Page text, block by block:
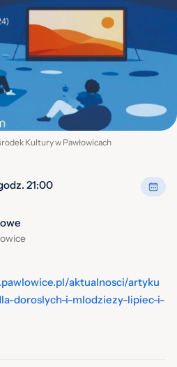
Kultury w Pawłowicach
21:00
aktualnosci/artyku
doroslych-i-mlodziezy-lipiec-i-